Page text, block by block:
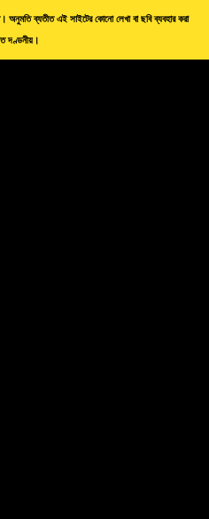
ব্যতীত এই সাইটের কোনো লেখা বা ছবি ব্যবহার করা
দণ্ডনীয়।